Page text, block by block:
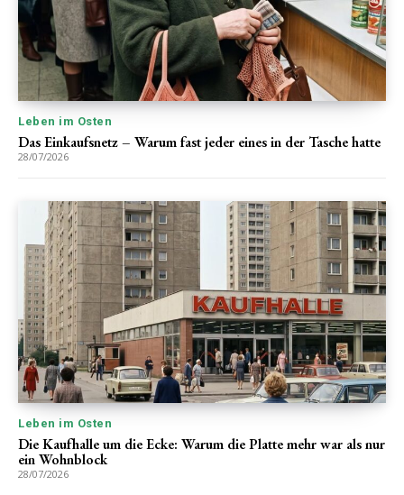
Leben im Osten
Das Einkaufsnetz – Warum fast jeder eines in der Tasche hatte
28/07/2026
Leben im Osten
Die Kaufhalle um die Ecke: Warum die Platte mehr war als nur
ein Wohnblock
28/07/2026